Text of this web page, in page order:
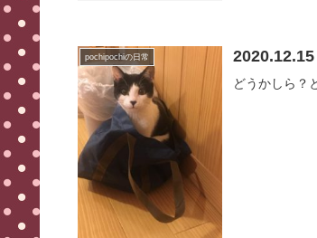
pochipochiの日常 2020.12.15
どうかしら？